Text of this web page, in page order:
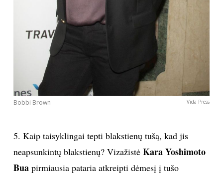
Bobbi Brown Vida Press
5. Kaip taisyklingai tepti blakstienų tušą, kad jis
neapsunkintų blakstienų? Vizažistė Kara Yoshimoto
Buapirmiausia pataria atkreipti dėmesį į tušo